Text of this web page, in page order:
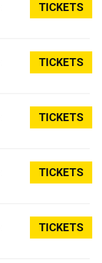
TICKETS
TICKETS
TICKETS
TICKETS
TICKETS